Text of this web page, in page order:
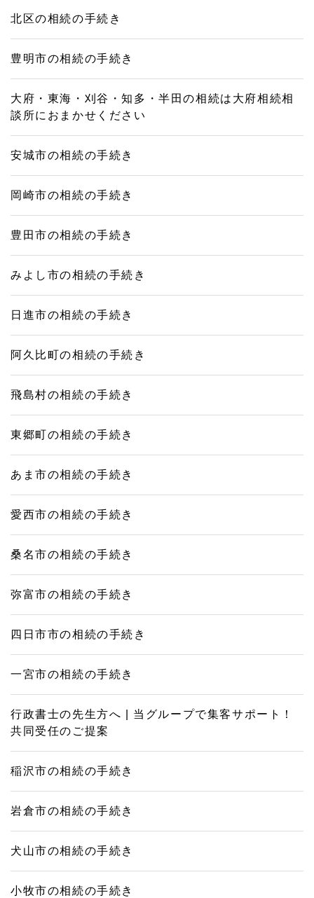
北区の相続の手続き
豊明市の相続の手続き
大府・東海・刈谷・知多・半田の相続は大府相続相
談所におまかせください
安城市の相続の手続き
岡崎市の相続の手続き
豊田市の相続の手続き
みよし市の相続の手続き
日進市の相続の手続き
阿久比町の相続の手続き
飛島村の相続の手続き
東郷町の相続の手続き
あま市の相続の手続き
愛西市の相続の手続き
桑名市の相続の手続き
弥富市の相続の手続き
四日市市の相続の手続き
一宮市の相続の手続き
行政書士の先生方へ | 当グループで集客サポート！
共同受任のご提案
稲沢市の相続の手続き
岩倉市の相続の手続き
犬山市の相続の手続き
小牧市の相続の手続き